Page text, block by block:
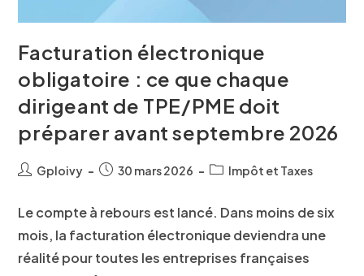
Facturation électronique
obligatoire : ce que chaque
dirigeant de TPE/PME doit
préparer avant septembre 2026
Gploivy 30 mars 2026 Impôt et Taxes
Le compte à rebours est lancé. Dans moins de six
mois, la facturation électronique deviendra une
réalité pour toutes les entreprises françaises